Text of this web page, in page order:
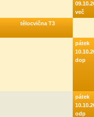
več
tělocvična T3
pátek
dop
pátek
odp